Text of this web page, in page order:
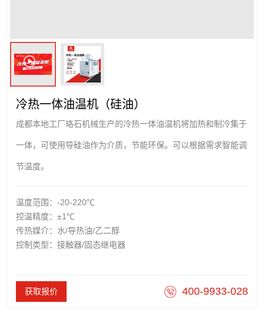
冷热一体油温机（硅油）
成都本地工厂珞石机械生产的冷热一体油温机将加热和制冷集于
一体，可使用导硅油作为介质，节能环保。可以根据需求智能调
节温度。
温度范围：-20-220℃
控温精度：±1℃
传热媒介：水/导热油/乙二醇
控制类型：接触器/固态继电器
获取报价 400-9933-028